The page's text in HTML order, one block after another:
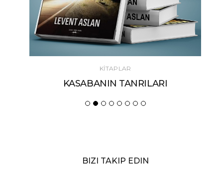
KİTAPLAR
KASABANIN TANRILARI
BIZI TAKIP EDIN